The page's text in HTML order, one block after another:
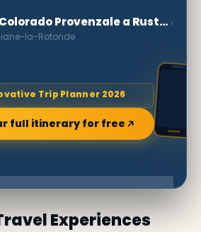
Francia: il Colorado Provenzale a Rustrel
la-Rotonde
›
Trip Planner 2026
full itinerary for free
Experiences